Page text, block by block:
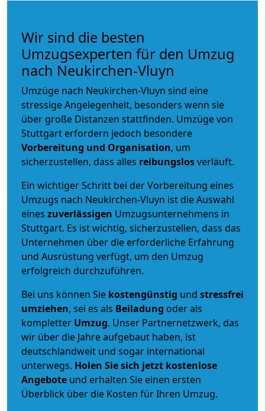
Wir sind die besten
Umzugsexperten für den Umzug
nach Neukirchen-Vluyn
Umzüge nach Neukirchen-Vluyn sind eine
stressige Angelegenheit, besonders wenn sie
über große Distanzen stattfinden. Umzüge von
Stuttgart erfordern jedoch besondere
Vorbereitung und Organisation, um
sicherzustellen, dass alles reibungslosverläuft.
Ein wichtiger Schritt bei der Vorbereitung eines
Umzugs nach Neukirchen-Vluyn ist die Auswahl
eines zuverlässigen Umzugsunternehmens in
Stuttgart. Es ist wichtig, sicherzustellen, dass das
Unternehmen über die erforderliche Erfahrung
und Ausrüstung verfügt, um den Umzug
erfolgreich durchzuführen.
Bei uns können Sie kostengünstig und stressfrei
umziehen, sei es als Beiladung oder als
kompletter Umzug. Unser Partnernetzwerk, das
wir über die Jahre aufgebaut haben, ist
deutschlandweit und sogar international
unterwegs. Holen Sie sich jetzt kostenlose
Angebote und erhalten Sie einen ersten
Überblick über die Kosten für Ihren Umzug.